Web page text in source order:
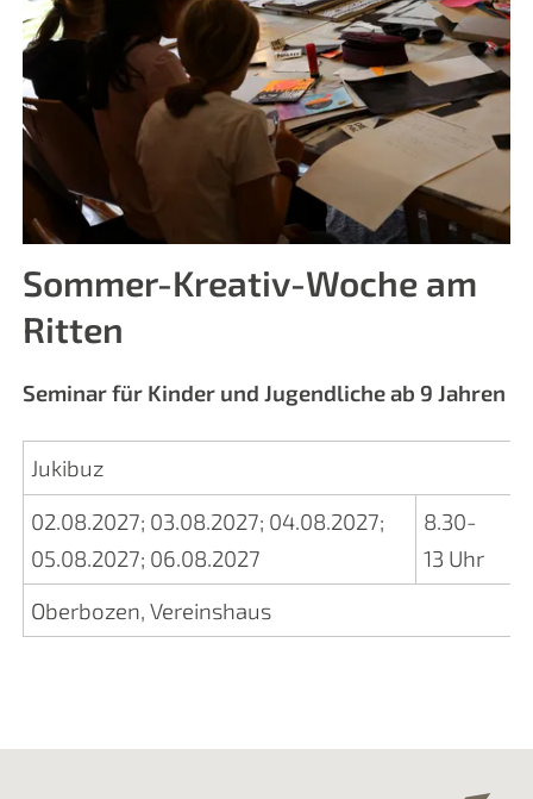
Sommer-Kreativ-Woche am
Ritten
Seminar für Kinder und Jugendliche ab 9 Jahren
Jukibuz
02.08.2027; 03.08.2027; 04.08.2027;
05.08.2027; 06.08.2027
8.30-
13 Uhr
Oberbozen, Vereinshaus